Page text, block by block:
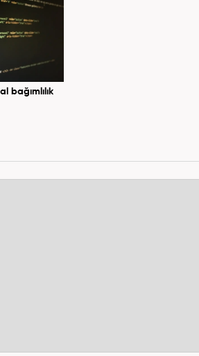
bağımlılık